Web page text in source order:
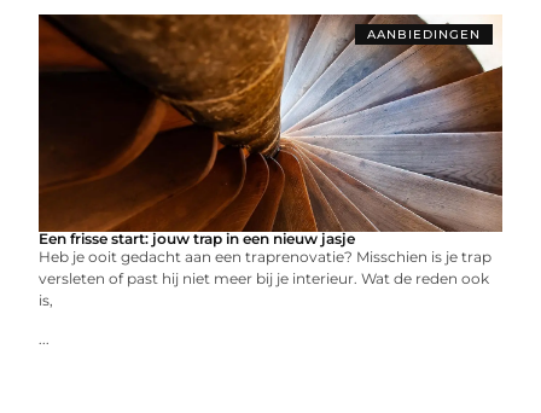
AANBIEDINGEN
Een frisse start: jouw trap in een nieuw jasje
Heb je ooit gedacht aan een traprenovatie? Misschien is je trap
versleten of past hij niet meer bij je interieur. Wat de reden ook
is,
...